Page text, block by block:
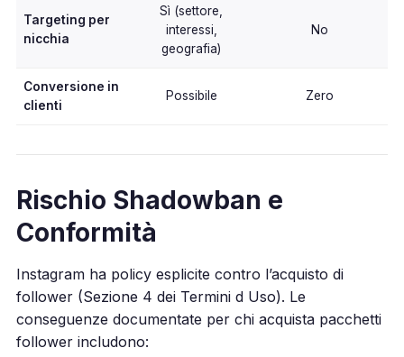
Targeting per
nicchia
Sì (settore,
interessi,
geografia)
No
Conversione in
clienti
Possibile Zero
Rischio Shadowban e
Conformità
Instagram ha policy esplicite contro l’acquisto di
follower (Sezione 4 dei Termini d Uso). Le
conseguenze documentate per chi acquista pacchetti
follower includono: